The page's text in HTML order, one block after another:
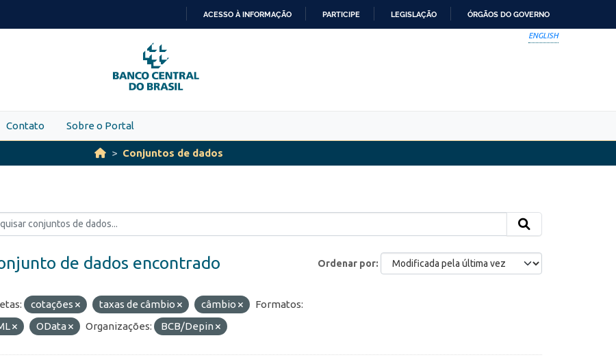
PARA
O
CONTEÚDO
ACESSO À INFORMAÇÃO PARTICIPE LEGISLAÇÃO ÓRGÃOS DO GOVERNO
ENGLISH
Contato Sobre o Portal
Conjuntos de dados
Ordenar por
de dados encontrado
cotações taxas de câmbio câmbio
Formatos:
OData Organizações: BCB/Depin